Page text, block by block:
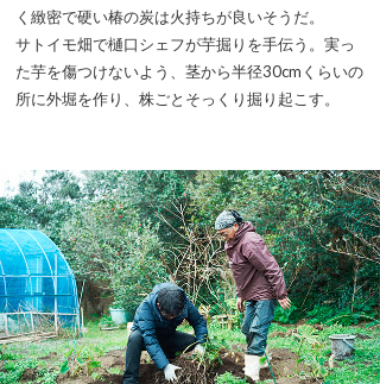
く緻密で硬い椿の炭は火持ちが良いそうだ。
サトイモ畑で樋口シェフが芋掘りを手伝う。実っ
た芋を傷つけないよう、茎から半径30cmくらいの
所に外堀を作り、株ごとそっくり掘り起こす。